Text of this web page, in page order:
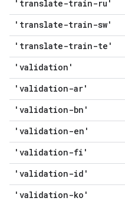
'translate-train-ru'
'translate-train-sw'
'translate-train-te'
'validation'
'validation-ar'
'validation-bn'
'validation-en'
'validation-fi'
'validation-id'
'validation-ko'